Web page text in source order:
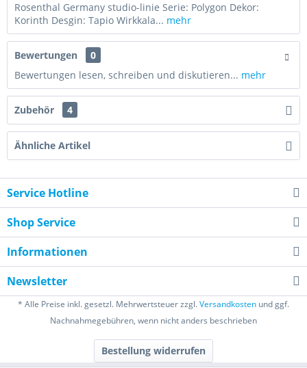
Rosenthal Germany studio-linie Serie: Polygon Dekor:
Korinth Desgin: Tapio Wirkkala... mehr
Bewertungen
0
Bewertungen lesen, schreiben und diskutieren... mehr
Zubehör 4
Ähnliche Artikel
Service Hotline
Shop Service
Informationen
Newsletter
* Alle Preise inkl. gesetzl. Mehrwertsteuer zzgl.Versandkosten und ggf.
Nachnahmegebühren, wenn nicht anders beschrieben
Bestellung widerrufen